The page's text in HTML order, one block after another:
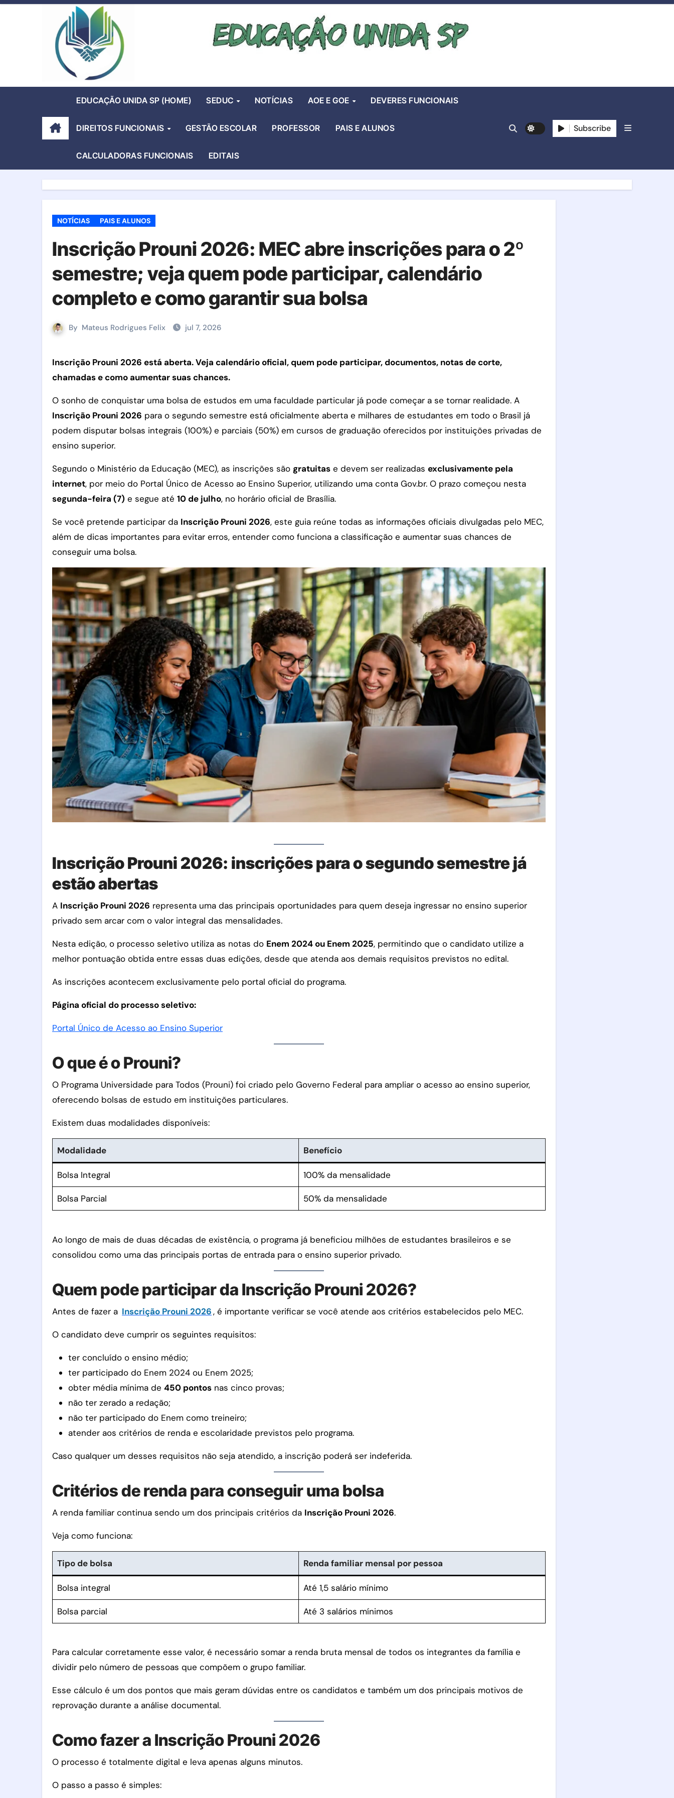
Skip
EDUCAÇÃO UNIDA SP (HOME) SEDUC NOTÍCIAS AOE E GOE DEVERES FUNCIONAIS
DIREITOS FUNCIONAIS GESTÃO ESCOLAR PROFESSOR PAIS E ALUNOS
CALCULADORAS FUNCIONAIS EDITAIS
Subscribe
NOTÍCIAS PAIS E ALUNOS
Inscrição Prouni 2026: MEC abre inscrições para o 2º
semestre; veja quem pode participar, calendário
completo e como garantir sua bolsa
By Mateus Rodrigues Felix jul 7, 2026
Inscrição Prouni 2026 está aberta. Veja calendário oficial, quem pode participar, documentos, notas de corte,
chamadas e como aumentar suas chances.
O sonho de conquistar uma bolsa de estudos em uma faculdade particular já pode começar a se tornar realidade. A
Inscrição Prouni 2026 para o segundo semestre está oficialmente aberta e milhares de estudantes em todo o Brasil já
podem disputar bolsas integrais (100%) e parciais (50%) em cursos de graduação oferecidos por instituições privadas de
ensino superior.
Segundo o Ministério da Educação (MEC), as inscrições são gratuitas e devem ser realizadas exclusivamente pela
internet, por meio do Portal Único de Acesso ao Ensino Superior, utilizando uma conta Gov.br. O prazo começou nesta
segunda-feira (7) e segue até 10 de julho, no horário oficial de Brasília.
Se você pretende participar da Inscrição Prouni 2026, este guia reúne todas as informações oficiais divulgadas pelo MEC,
além de dicas importantes para evitar erros, entender como funciona a classificação e aumentar suas chances de
conseguir uma bolsa.
Inscrição Prouni 2026: inscrições para o segundo semestre já
estão abertas
A Inscrição Prouni 2026 representa uma das principais oportunidades para quem deseja ingressar no ensino superior
privado sem arcar com o valor integral das mensalidades.
Nesta edição, o processo seletivo utiliza as notas do Enem 2024 ou Enem 2025, permitindo que o candidato utilize a
melhor pontuação obtida entre essas duas edições, desde que atenda aos demais requisitos previstos no edital.
As inscrições acontecem exclusivamente pelo portal oficial do programa.
Página oficial do processo seletivo:
Portal Único de Acesso ao Ensino Superior
O que é o Prouni?
O Programa Universidade para Todos (Prouni) foi criado pelo Governo Federal para ampliar o acesso ao ensino superior,
oferecendo bolsas de estudo em instituições particulares.
Existem duas modalidades disponíveis:
Modalidade Benefício
Bolsa Integral 100% da mensalidade
Bolsa Parcial 50% da mensalidade
Ao longo de mais de duas décadas de existência, o programa já beneficiou milhões de estudantes brasileiros e se
consolidou como uma das principais portas de entrada para o ensino superior privado.
Quem pode participar da Inscrição Prouni 2026?
Antes de fazer a Inscrição Prouni 2026, é importante verificar se você atende aos critérios estabelecidos pelo MEC.
O candidato deve cumprir os seguintes requisitos:
ter concluído o ensino médio;
ter participado do Enem 2024 ou Enem 2025;
obter média mínima de 450 pontos nas cinco provas;
não ter zerado a redação;
não ter participado do Enem como treineiro;
atender aos critérios de renda e escolaridade previstos pelo programa.
Caso qualquer um desses requisitos não seja atendido, a inscrição poderá ser indeferida.
Critérios de renda para conseguir uma bolsa
A renda familiar continua sendo um dos principais critérios da Inscrição Prouni 2026.
Veja como funciona:
Tipo de bolsa Renda familiar mensal por pessoa
Bolsa integral Até 1,5 salário mínimo
Bolsa parcial Até 3 salários mínimos
Para calcular corretamente esse valor, é necessário somar a renda bruta mensal de todos os integrantes da família e
dividir pelo número de pessoas que compõem o grupo familiar.
Esse cálculo é um dos pontos que mais geram dúvidas entre os candidatos e também um dos principais motivos de
reprovação durante a análise documental.
Como fazer a Inscrição Prouni 2026
O processo é totalmente digital e leva apenas alguns minutos.
O passo a passo é simples: